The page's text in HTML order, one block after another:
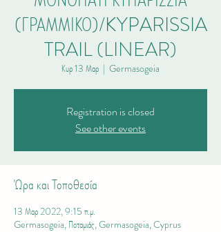
(ΓΡΑΜΜΙΚΟ)/KYPARISSIA
TRAIL (LINEAR)
Κυρ 13 Μαρ
  |
Germasogeia
Registration is closed
See other events
Ώρα και Τοποθεσία
13 Μαρ 2022, 9:15 π.μ.
Germasogeia, Ποταμιάς, Germasogeia, Cyprus